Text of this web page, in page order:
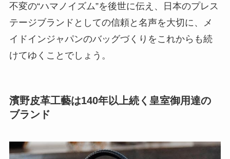
不変の“ハマノイズム”を後世に伝え、日本のプレス
テージブランドとしての信頼と名声を大切に、メ
イドインジャパンのバッグづくりをこれからも続
けてゆくことでしょう。
濱野皮革工藝は140年以上続く皇室御用達の
ブランド